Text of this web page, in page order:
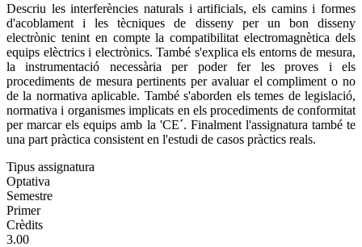
Descriu les interferències naturals i artificials, els camins i formes
d'acoblament i les tècniques de disseny per un bon disseny
electrònic tenint en compte la compatibilitat electromagnètica dels
equips elèctrics i electrònics. També s'explica els entorns de mesura,
la instrumentació necessària per poder fer les proves i els
procediments de mesura pertinents per avaluar el compliment o no
de la normativa aplicable. També s'aborden els temes de legislació,
normativa i organismes implicats en els procediments de conformitat
per marcar els equips amb la 'CE´. Finalment l'assignatura també te
una part pràctica consistent en l'estudi de casos pràctics reals.
Tipus assignatura
Optativa
Semestre
Primer
Crèdits
3.00